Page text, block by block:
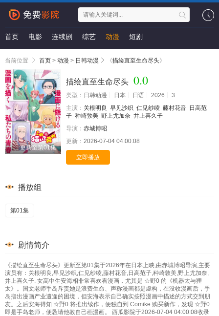
首页 电影 连续剧 综艺 动漫 短剧
当前位置 首页 > 动漫 > 日韩动漫 《描绘直至生命尽头》
更新至第01集
描绘直至生命尽头 0.0
类型： 日韩动漫 日本 日语 2026
3
主演： 关根明良 早见沙织 仁见纱绫 藤村花音 日高范
子 种崎敦美 野上尤加奈 井上喜久子
导演： 赤城博昭
更新： 2026-07-04 04:00:08
立即播放
播放组
第01集
剧情简介
《描绘直至生命尽头》更新至第01集于2026年在日本上映,由赤城博昭导演,主要
演员有：关根明良,早见沙织,仁见纱绫,藤村花音,日高范子,种崎敦美,野上尤加奈,
井上喜久子. 女高中生安海相非常喜欢看漫画，尤其是 ☆野0 的《机器太与狸
太》。国文老师手岛斥责她是浪费生命、声称漫画都是虚构，在没收漫画后，手
岛指出漫画产业遭逢的困境，但安海表示自己确实按照漫画中描述的方式交到朋
友。之后安海得知 ☆野0 将推出续作，便独自到 Comike 购买新作，发现 ☆野0
即是手岛老师，便恳请他教自己画漫画。 西瓜影院于2026-07-04 04:00:08收录